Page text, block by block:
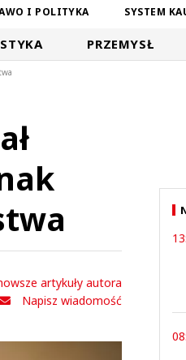
I POLITYKA SYSTEM
PRZEMYSŁ
artykuły autora
Napisz wiadomość